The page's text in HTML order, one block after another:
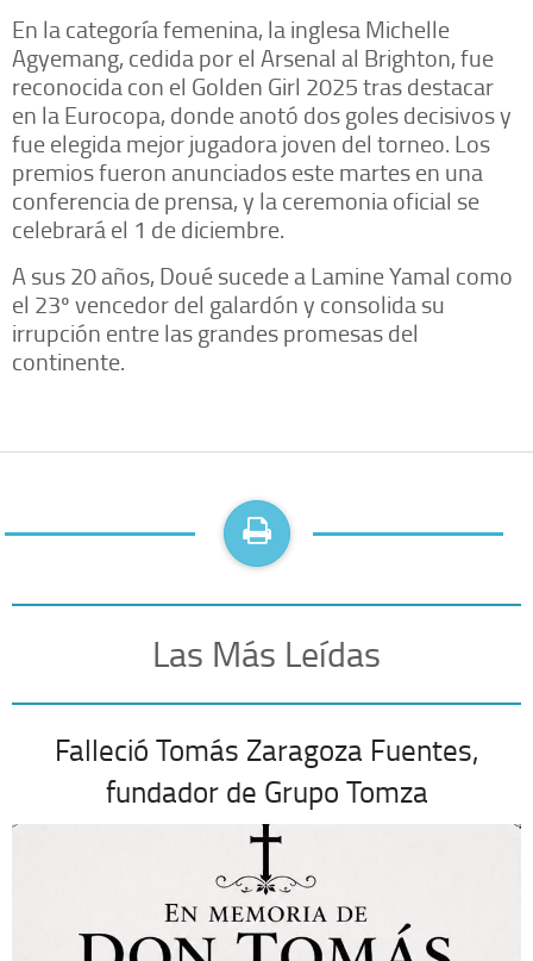
En la categoría femenina, la inglesa Michelle
Agyemang, cedida por el Arsenal al Brighton, fue
reconocida con el Golden Girl 2025 tras destacar
en la Eurocopa, donde anotó dos goles decisivos y
fue elegida mejor jugadora joven del torneo. Los
premios fueron anunciados este martes en una
conferencia de prensa, y la ceremonia oficial se
celebrará el 1 de diciembre.
A sus 20 años, Doué sucede a Lamine Yamal como
el 23º vencedor del galardón y consolida su
irrupción entre las grandes promesas del
continente.
Las Más Leídas
Falleció Tomás Zaragoza Fuentes,
fundador de Grupo Tomza